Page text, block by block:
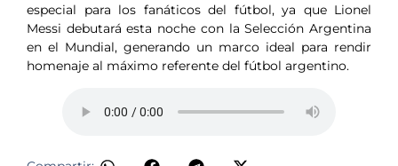
especial para los fanáticos del fútbol, ya que Lionel
Messi debutará esta noche con la Selección Argentina
en el Mundial, generando un marco ideal para rendir
homenaje al máximo referente del fútbol argentino.